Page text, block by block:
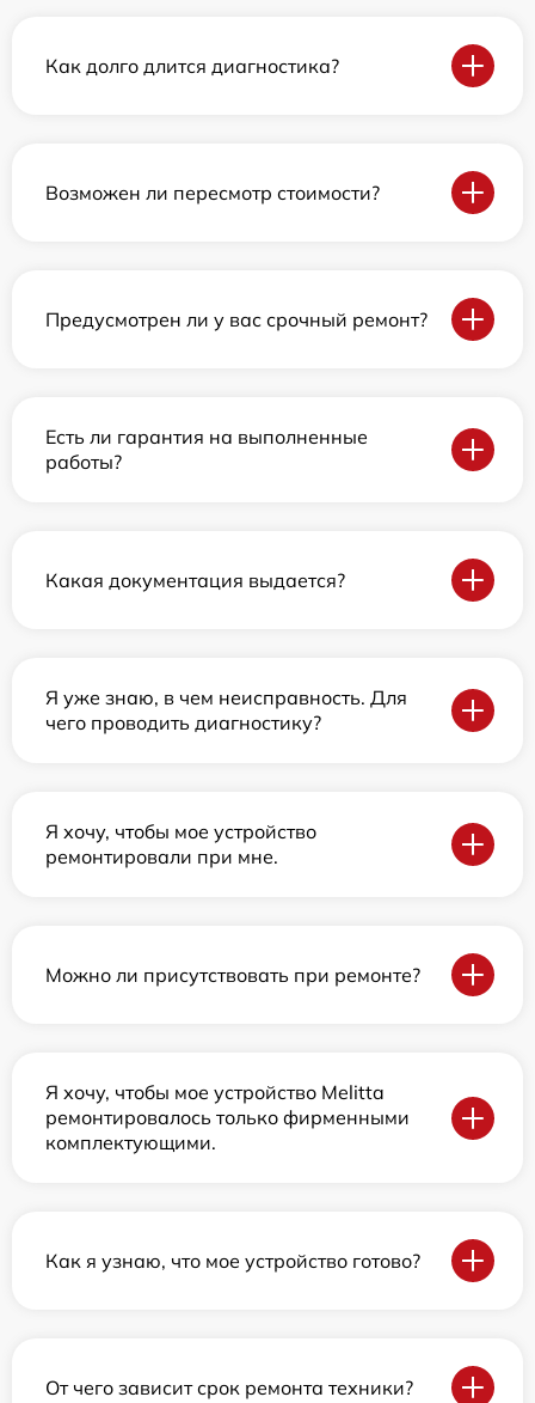
Как долго длится диагностика?
Возможен ли пересмотр стоимости?
Предусмотрен ли у вас срочный ремонт?
Есть ли гарантия на выполненные
работы?
Какая документация выдается?
Я уже знаю, в чем неисправность. Для
чего проводить диагностику?
Я хочу, чтобы мое устройство
ремонтировали при мне.
Можно ли присутствовать при ремонте?
Я хочу, чтобы мое устройство Melitta
ремонтировалось только фирменными
комплектующими.
Как я узнаю, что мое устройство готово?
От чего зависит срок ремонта техники?